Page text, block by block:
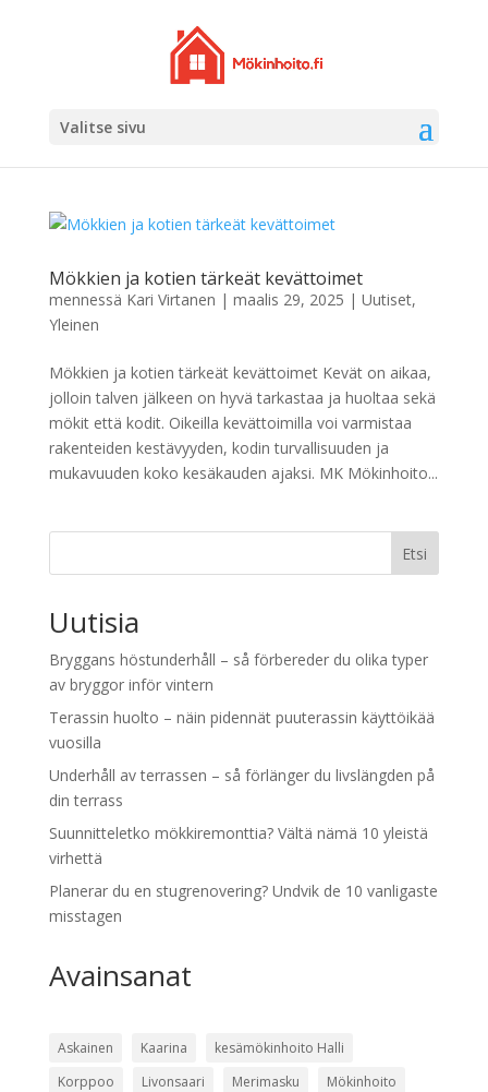
Valitse sivu
Mökkien ja kotien tärkeät kevättoimet
mennessä Kari Virtanen | maalis 29, 2025 | Uutiset,
Yleinen
Mökkien ja kotien tärkeät kevättoimet Kevät on aikaa,
jolloin talven jälkeen on hyvä tarkastaa ja huoltaa sekä
mökit että kodit. Oikeilla kevättoimilla voi varmistaa
rakenteiden kestävyyden, kodin turvallisuuden ja
mukavuuden koko kesäkauden ajaksi. MK Mökinhoito...
Etsi
Uutisia
Bryggans höstunderhåll – så förbereder du olika typer
av bryggor inför vintern
Terassin huolto – näin pidennät puuterassin käyttöikää
vuosilla
Underhåll av terrassen – så förlänger du livslängden på
din terrass
Suunnitteletko mökkiremonttia? Vältä nämä 10 yleistä
virhettä
Planerar du en stugrenovering? Undvik de 10 vanligaste
misstagen
Avainsanat
Askainen Kaarina
kesämökinhoito Halli
Korppoo
Livonsaari Merimasku
Mökinhoito